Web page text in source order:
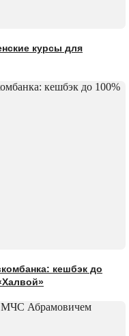
курсы для
кешбэк до